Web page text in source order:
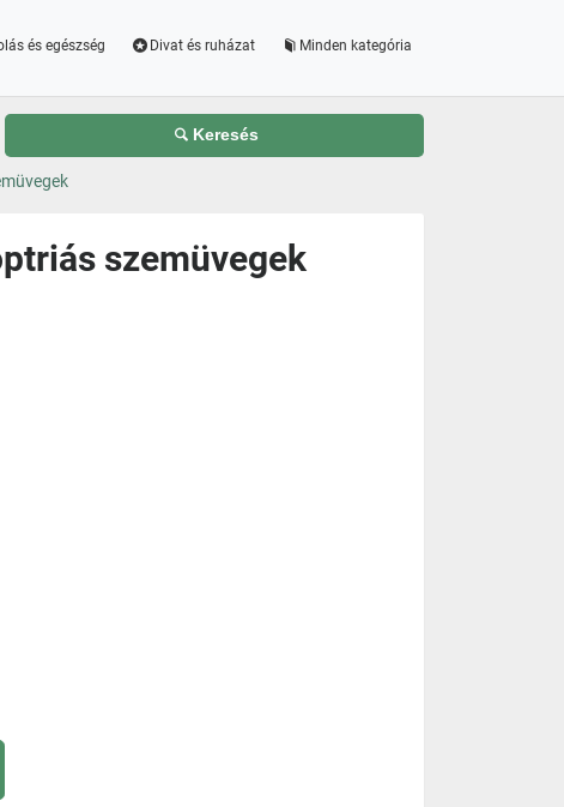
és egészség Divat és ruházat Minden kategória
Keresés
szemüvegek